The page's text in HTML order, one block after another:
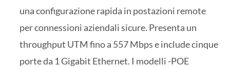
una configurazione rapida in postazioni remote
per connessioni aziendali sicure. Presenta un
throughput UTM fino a 557 Mbps e include cinque
porte da 1 Gigabit Ethernet. I modelli -POE